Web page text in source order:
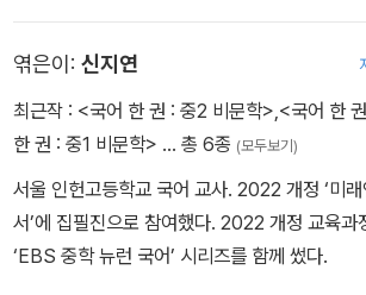
엮은이: 신지연
최근작 : <국어 한 권 : 중2 비문학>,<국어 한
한 권 : 중1 비문학> … 총 6종 (모두보기)
서울 인헌고등학교 국어 교사. 2022 개정 ‘미
서’에 집필진으로 참여했다. 2022 개정 교육과
‘EBS 중학 뉴런 국어’ 시리즈를 함께 썼다.